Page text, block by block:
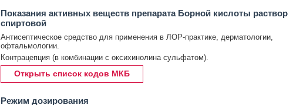
Показания активных веществ препарата Борной кислоты раствор
спиртовой
Антисептическое средство для применения в ЛОР-практике, дерматологии,
офтальмологии.
Контрацепция (в комбинации с оксихинолина сульфатом).
Открыть список кодов МКБ
Режим дозирования